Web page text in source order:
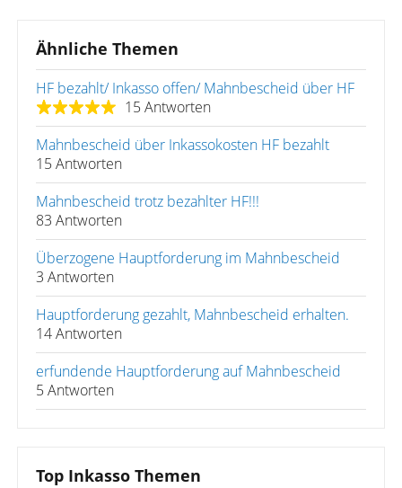
Ähnliche Themen
HF bezahlt/ Inkasso offen/ Mahnbescheid über HF
15 Antworten
Mahnbescheid über Inkassokosten HF bezahlt
15 Antworten
Mahnbescheid trotz bezahlter HF!!!
83 Antworten
Überzogene Hauptforderung im Mahnbescheid
3 Antworten
Hauptforderung gezahlt, Mahnbescheid erhalten.
14 Antworten
erfundende Hauptforderung auf Mahnbescheid
5 Antworten
Top Inkasso Themen